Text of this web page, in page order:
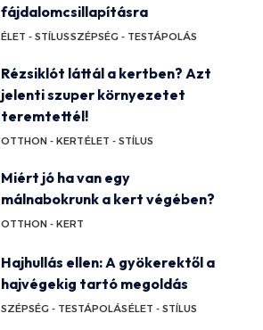
fájdalomcsillapításra
ÉLET - STÍLUSSZÉPSÉG - TESTÁPOLÁS
Rézsiklót láttál a kertben? Azt
jelenti szuper környezetet
teremtettél!
OTTHON - KERTÉLET - STÍLUS
Miért jó ha van egy
málnabokrunk a kert végében?
OTTHON - KERT
Hajhullás ellen: A gyökerektől a
hajvégekig tartó megoldás
SZÉPSÉG - TESTÁPOLÁSÉLET - STÍLUS